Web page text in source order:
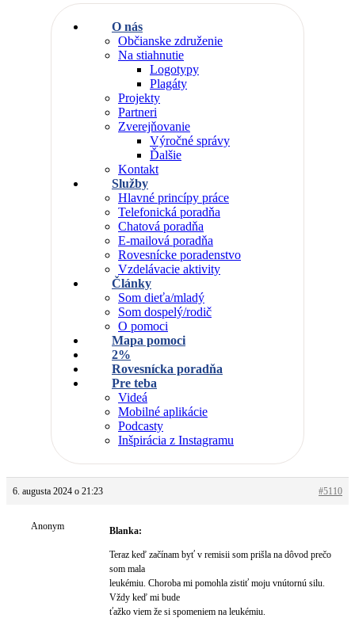
O nás
Občianske združenie
Na stiahnutie
Logotypy
Plagáty
Projekty
Partneri
Zverejňovanie
Výročné správy
Ďalšie
Kontakt
Služby
Hlavné princípy práce
Telefonická poradňa
Chatová poradňa
E-mailová poradňa
Rovesnícke poradenstvo
Vzdelávacie aktivity
Články
Som dieťa/mladý
Som dospelý/rodič
O pomoci
Mapa pomoci
2%
Rovesnícka poradňa
Pre teba
Videá
Mobilné aplikácie
Podcasty
Inšpirácia z Instagramu
6. augusta 2024 o 21:23 #5110
Anonym Blanka:
Teraz keď začínam byť v remisii som prišla na dôvod prečo
som mala
leukémiu. Choroba mi pomohla zistiť moju vnútornú silu.
Vždy keď mi bude
ťažko viem že si spomeniem na leukémiu.